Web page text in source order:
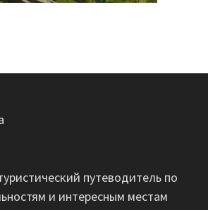
путеводитель по
и интересным местам